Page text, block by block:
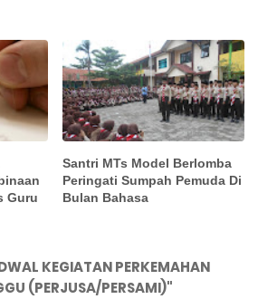
Guru
Santri MTs Model Berlomba
Peringati Sumpah Pemuda Di
Bulan Bahasa
KEGIATAN PERKEMAHAN
(PERJUSA/PERSAMI)"